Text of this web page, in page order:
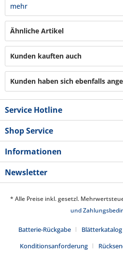
mehr
Ähnliche Artikel
Kunden kauften auch
Kunden haben sich ebenfalls
Service Hotline
Shop Service
Informationen
Newsletter
* Alle Preise inkl. gesetzl.
und
Batterie-Rückgabe Blätterkatalog
Konditionsanforderung